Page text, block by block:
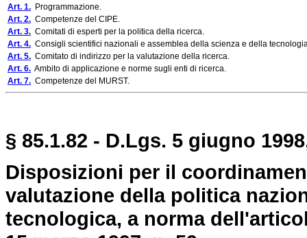
Art. 1. Programmazione.
Art. 2. Competenze del CIPE.
Art. 3. Comitati di esperti per la politica della ricerca.
Art. 4. Consigli scientifici nazionali e assemblea della scienza e della
Art. 5. Comitato di indirizzo per la valutazione della ricerca.
Art. 6. Ambito di applicazione e norme sugli enti di ricerca.
Art. 7. Competenze del MURST.
§ 85.1.82 - D.Lgs. 5 giugno
Disposizioni per il
valutazione della politica
tecnologica, a norma